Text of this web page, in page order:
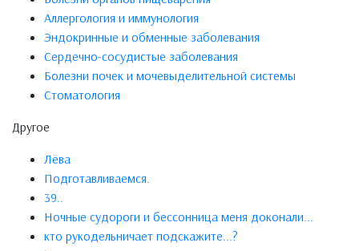
Аллергология и иммунология
Эндокринные и обменные заболевания
Сердечно-сосудистые заболевания
Болезни почек и мочевыделительной системы
Стоматология
Другое
Лёва
Подготавливаемся.
39..
Ночные судороги и бессонница меня доконали...
кто рукодельничает подскажите...?